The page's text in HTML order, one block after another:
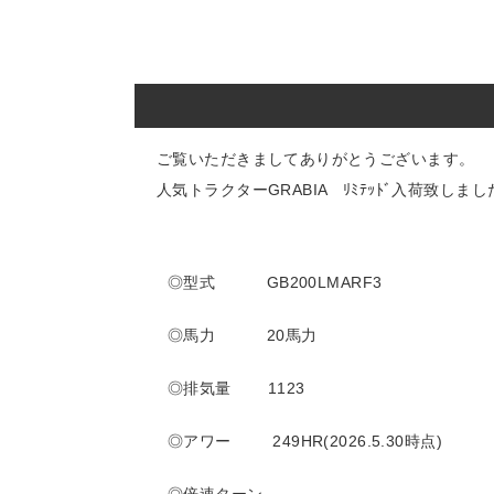
ご覧いただきましてありがとうございます。
人気トラクターGRABIA ﾘﾐﾃｯﾄﾞ入荷致しまし
◎型式 GB200LMARF3
◎馬力 20馬力
◎排気量 1123
◎アワー 249HR(2026.5.30時点)